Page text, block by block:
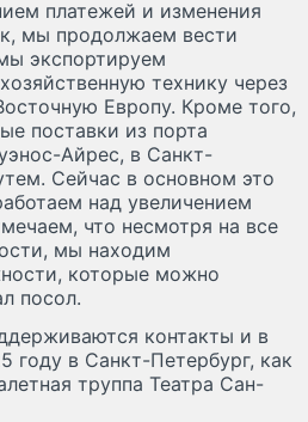
платежей и изменения
мы продолжаем вести
экспортируем
технику через
Европу. Кроме того,
поставки из порта
Айрес, в Санкт-
Сейчас в основном это
над увеличением
что несмотря на все
мы находим
которые можно
посол.
контакты и в
году в Санкт-Петербург, как
труппа Театра Сан-